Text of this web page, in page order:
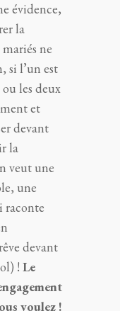
évidence,
la
ne
si l’un est
les deux
et
devant
la
veut une
une
raconte
devant
!Le
voulez !